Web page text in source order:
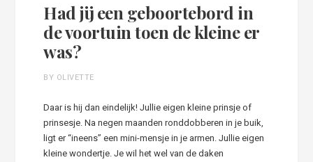
Had jij een geboortebord in
de voortuin toen de kleine er
was?
BY OLIVETTE
Daar is hij dan eindelijk! Jullie eigen kleine prinsje of
prinsesje. Na negen maanden ronddobberen in je buik,
ligt er “ineens” een mini-mensje in je armen. Jullie eigen
kleine wondertje. Je wil het wel van de daken